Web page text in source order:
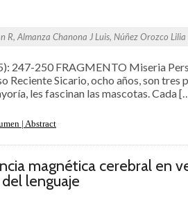
R, Almanza Chanona J Luis, Núñez Orozco Lilia
247-250 FRAGMENTO Miseria
Reciente Sicario, ocho años, son tres
les fascinan las mascotas. Cada
| Abstract
magnética cerebral en
lenguaje